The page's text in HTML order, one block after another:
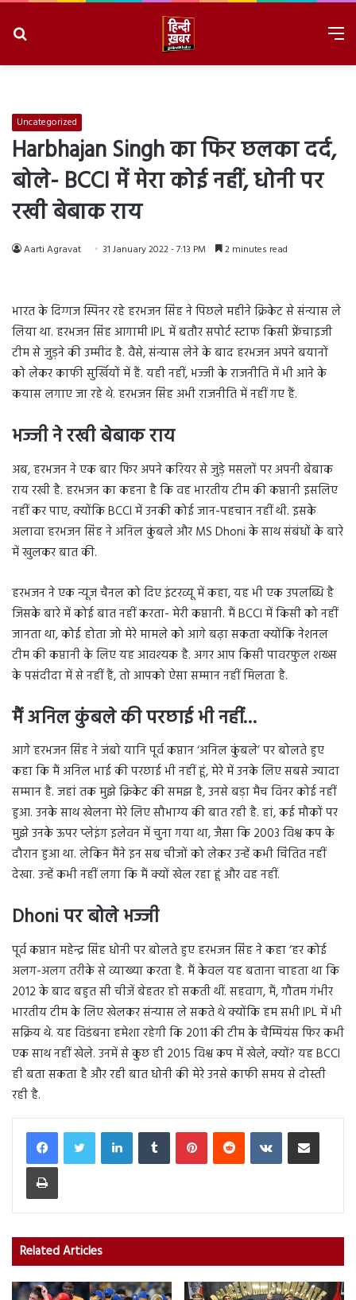
Uncategorized
Harbhajan Singh का फिर छलका दर्द,
बोले- BCCI में मेरा कोई नहीं, धोनी पर
रखी बेबाक राय
Aarti Agravat 31 January 2022 - 7:13 PM 2 minutes read
भारत के दिग्गज स्पिनर रहे हरभजन सिंह ने पिछले महीने क्रिकेट से संन्यास ले
लिया था. हरभजन सिंह आगामी IPL में बतौर सपोर्ट स्टाफ किसी फ्रेंचाइजी
टीम से जुड़ने की उम्मीद है. वैसे, संन्यास लेने के बाद हरभजन अपने बयानों
को लेकर काफी सुर्खियों में हैं. यही नहीं, भज्जी के राजनीति में भी आने के
कयास लगाए जा रहे थे. हरभजन सिंह अभी राजनीति में नहीं गए हैं.
भज्जी ने रखी बेबाक राय
अब, हरभजन ने एक बार फिर अपने करियर से जुड़े मसलों पर अपनी बेबाक
राय रखी है. हरभजन का कहना है कि वह भारतीय टीम की कप्तानी इसलिए
नहीं कर पाए, क्योंकि BCCI में उनकी कोई जान-पहचान नहीं थी. इसके
अलावा हरभजन सिंह ने अनिल कुंबले और MS Dhoni के साथ संबंधों के बारे
में खुलकर बात की.
हरभजन ने एक न्यूज चैनल को दिए इंटरव्यू में कहा, यह भी एक उपलब्धि है
जिसके बारे में कोई बात नहीं करता- मेरी कप्तानी. मैं BCCI में किसी को नहीं
जानता था, कोई होता जो मेरे मामले को आगे बढ़ा सकता क्योंकि नेशनल
टीम की कप्तानी के लिए यह आवश्यक है. अगर आप किसी पावरफुल शख्स
के पसंदीदा में से नहीं हैं, तो आपको ऐसा सम्मान नहीं मिलता है.
मैं अनिल कुंबले की परछाई भी नहीं…
आगे हरभजन सिंह ने जंबो यानि पूर्व कप्तान ‘अनिल कुंबले’ पर बोलते हुए
कहा कि मैं अनिल भाई की परछाई भी नहीं हूं, मेरे में उनके लिए सबसे ज्यादा
सम्मान है. जहां तक मुझे क्रिकेट की समझ है, उनसे बड़ा मैच विनर कोई नहीं
हुआ. उनके साथ खेलना मेरे लिए सौभाग्य की बात रही है. हां, कई मौकों पर
मुझे उनके ऊपर प्लेइंग इलेवन में चुना गया था, जैसा कि 2003 विश्व कप के
दौरान हुआ था. लेकिन मैंने इन सब चीजों को लेकर उन्हें कभी चिंतित नहीं
देखा. उन्हें कभी नहीं लगा कि मैं क्यों खेल रहा हूं और वह नहीं.
Dhoni पर बोले भज्जी
पूर्व कप्तान महेन्द्र सिंह धोनी पर बोलते हुए हरभजन सिंह ने कहा ‘हर कोई
अलग-अलग तरीके से व्याख्या करता है. मैं केवल यह बताना चाहता था कि
2012 के बाद बहुत सी चीजें बेहतर हो सकती थीं. सहवाग, मैं, गौतम गंभीर
भारतीय टीम के लिए खेलकर संन्यास ले सकते थे क्योंकि हम सभी IPL में भी
सक्रिय थे. यह विडंबना हमेशा रहेगी कि 2011 की टीम के चैम्पियंस फिर कभी
एक साथ नहीं खेले. उनमें से कुछ ही 2015 विश्व कप में खेले, क्यों? यह BCCI
ही बता सकता है और रही बात धोनी की मेरे उनसे काफी समय से दोस्ती
रही है.
LinkedInTumblr PinterestReddit VKontakteShare via Email
Print
Related Articles